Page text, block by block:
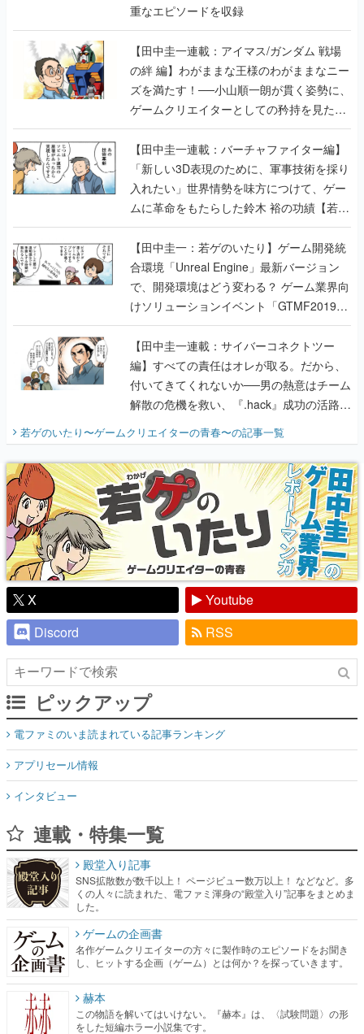
重なエピソードを収録
【田中圭一連載：アイマス/ガンダム 戦場
の絆 編】わがままな王様のわがままなニー
ズを満たす！──小山順一朗が貫く姿勢に、
ゲームクリエイターとしての矜持を見た
【若ゲのいたり最終回】
【田中圭一連載：バーチャファイター編】
「新しい3D表現のために、軍事技術を採り
入れたい」世界情勢を味方につけて、ゲー
ムに革命をもたらした鈴木 裕の功績【若ゲ
のいたり】
【田中圭一：若ゲのいたり】ゲーム開発統
合環境「Unreal Engine」最新バージョン
で、開発環境はどう変わる？ ゲーム業界向
けソリューションイベント「GTMF2019」
に行って、より理解を深めよう【PR】
【田中圭一連載：サイバーコネクトツー
編】すべての責任はオレが取る。だから、
付いてきてくれないか──男の熱意はチーム
解散の危機を救い、『.hack』成功の活路を
『少年ジャンプ』色だった【若ゲのいた
り】
若ゲのいたり〜ゲームクリエイターの青春〜の記事一覧
X
Youtube
Discord
RSS
ピックアップ
電ファミのいま読まれている記事ランキング
アプリセール情報
インタビュー
連載・特集一覧
殿堂入り記事
SNS拡散数が数千以上！ ページビュー数万以上！ などなど。多
くの人々に読まれた、電ファミ渾身の“殿堂入り”記事をまとめま
した。
ゲームの企画書
名作ゲームクリエイターの方々に製作時のエピソードをお聞き
し、ヒットする企画（ゲーム）とは何か？を探っていきます。
赫本
この物語を解いてはいけない。『赫本』は、〈試験問題〉の形
をした短編ホラー小説集です。